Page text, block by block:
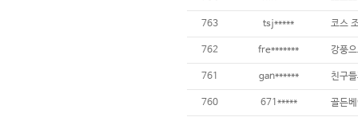
763 tsj***** 코스
762 fre*******
761 gan******
760 671***** 골든